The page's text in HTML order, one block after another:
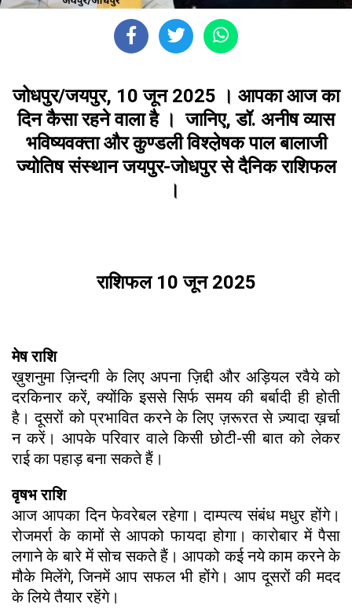
जोधपुर/जयपुर, 10 जून 2025 । आपका आज का
दिन कैसा रहने वाला है । जानिए, डॉ. अनीष व्यास
भविष्यवक्ता और कुण्डली विश्ल़ेषक पाल बालाजी
ज्योतिष संस्थान जयपुर-जोधपुर से दैनिक राशिफल
।
राशिफल 10 जून 2025
मेष राशि
ख़ुशनुमा ज़िन्दगी के लिए अपना ज़िद्दी और अड़ियल रवैये को
दरकिनार करें, क्योंकि इससे सिर्फ समय की बर्बादी ही होती
है। दूसरों को प्रभावित करने के लिए ज़रूरत से ज़्यादा ख़र्चा
न करें। आपके परिवार वाले किसी छोटी-सी बात को लेकर
राई का पहाड़ बना सकते हैं।
वृषभ राशि
आज आपका दिन फेवरेबल रहेगा। दाम्पत्य संबंध मधुर होंगे।
रोजमर्रा के कामों से आपको फायदा होगा। कारोबार में पैसा
लगाने के बारे में सोच सकते हैं। आपको कई नये काम करने के
मौके मिलेंगे, जिनमें आप सफल भी होंगे। आप दूसरों की मदद
के लिये तैयार रहेंगे।